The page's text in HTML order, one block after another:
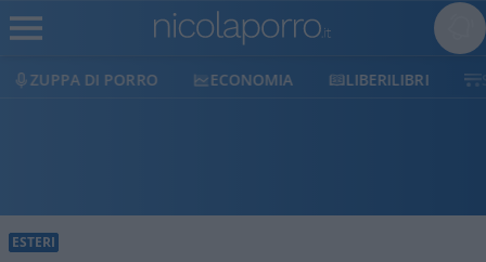
ECONOMIA LIBERILIBRI SHOP SOSTIENICI
ESTERI